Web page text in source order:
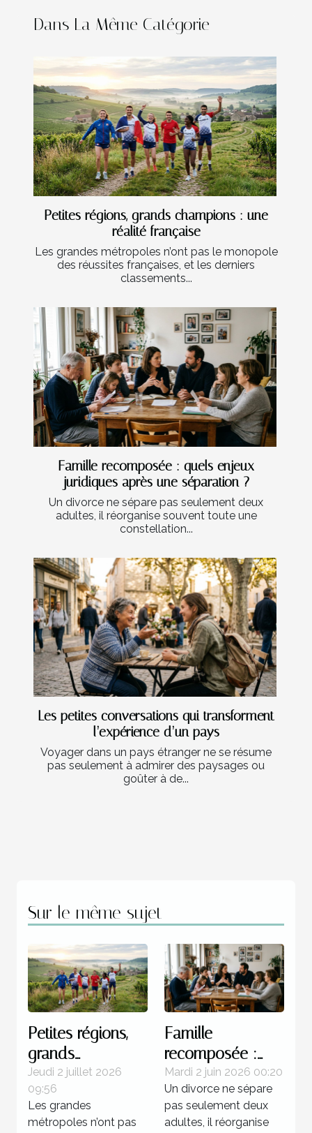
Dans La Même Catégorie
Petites régions, grands champions : une
réalité française
Les grandes métropoles n’ont pas le monopole
des réussites françaises, et les derniers
classements...
Famille recomposée : quels enjeux
juridiques après une séparation ?
Un divorce ne sépare pas seulement deux
adultes, il réorganise souvent toute une
constellation...
Les petites conversations qui transforment
l’expérience d’un pays
Voyager dans un pays étranger ne se résume
pas seulement à admirer des paysages ou
goûter à de...
Sur le même sujet
Petites régions,
grands
champions : une
réalité française
Jeudi 2 juillet 2026
09:56
Les grandes
métropoles n’ont pas
Famille
recomposée :
quels enjeux
juridiques après
une séparation ?
Mardi 2 juin 2026 00:20
Un divorce ne sépare
pas seulement deux
adultes, il réorganise